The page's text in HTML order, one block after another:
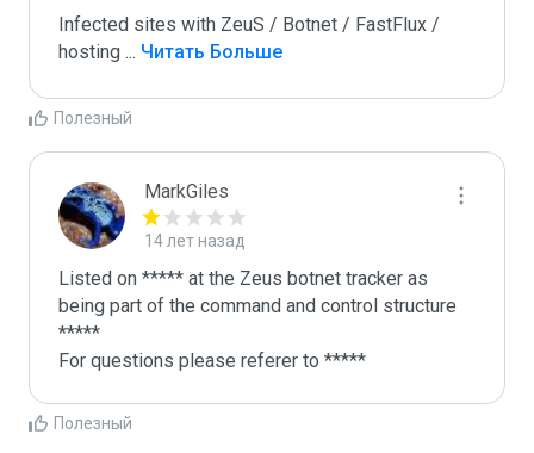
Infected sites with ZeuS / Botnet / FastFlux /
hosting ... Читать Больше
Полезный
MarkGiles
14 лет назад
Listed on ***** at the Zeus botnet tracker as
being part of the command and control structure
*****
For questions please referer to *****
Полезный